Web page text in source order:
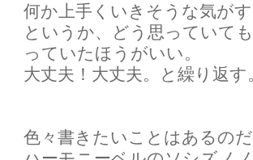
何か上手くいきそうな気が
というか、どう思っていて
っていたほうがいい。
大丈夫！大丈夫。と繰り返す
色々書きたいことはあるの